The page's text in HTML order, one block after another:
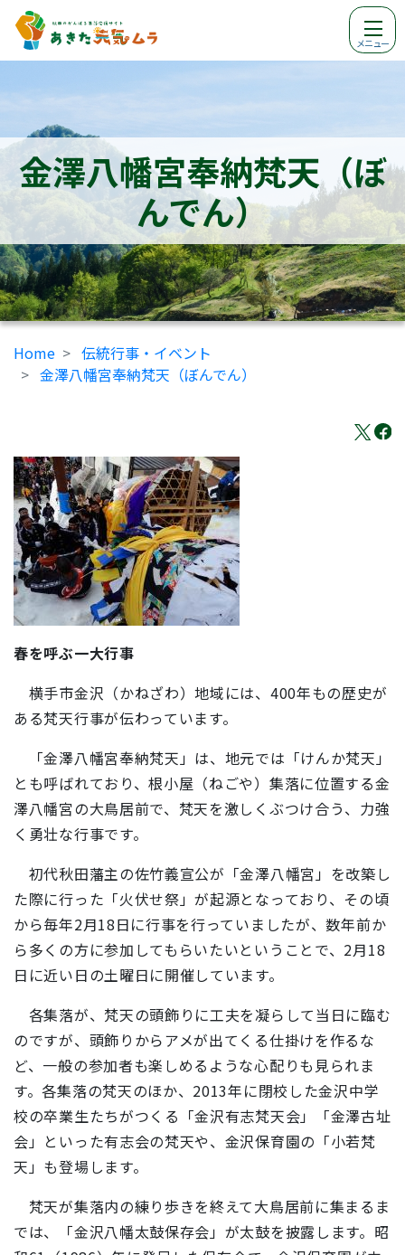
メニュー
金澤八幡宮奉納梵天（ぼ
んでん）
Home
伝統行事・イベント
金澤八幡宮奉納梵天（ぼんでん）
春を呼ぶ一大行事
横手市金沢（かねざわ）地域には、400年もの歴史が
ある梵天行事が伝わっています。
「金澤八幡宮奉納梵天」は、地元では「けんか梵天」
とも呼ばれており、根小屋（ねごや）集落に位置する金
澤八幡宮の大鳥居前で、梵天を激しくぶつけ合う、力強
く勇壮な行事です。
初代秋田藩主の佐竹義宣公が「金澤八幡宮」を改築し
た際に行った「火伏せ祭」が起源となっており、その頃
から毎年2月18日に行事を行っていましたが、数年前か
ら多くの方に参加してもらいたいということで、 2月18
日に近い日の土曜日に開催しています。
各集落が、梵天の頭飾りに工夫を凝らして当日に臨む
のですが、頭飾りからアメが出てくる仕掛けを作るな
ど、一般の参加者も楽しめるような心配りも見られま
す。各集落の梵天のほか、2013年に閉校した金沢中学
校の卒業生たちがつくる「金沢有志梵天会」「金澤古址
会」といった有志会の梵天や、金沢保育園の「小若梵
天」も登場します。
梵天が集落内の練り歩きを終えて大鳥居前に集まるま
では、「金沢八幡太鼓保存会」が太鼓を披露します。昭